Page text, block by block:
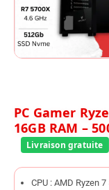
PC Gamer Ryzen 7 5700X – RTX 5060 8GB –
16GB RAM –
CPU : AMD Ryzen